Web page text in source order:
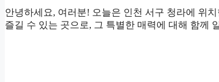
안녕하세요, 여러분! 오늘은 인천 서구 청라에 위
즐길 수 있는 곳으로, 그 특별한 매력에 대해 함께